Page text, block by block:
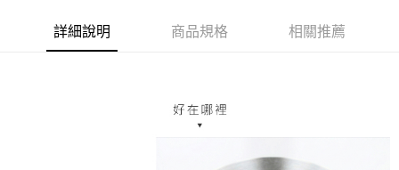
１．於結帳方式選擇「AFTEE先享後付」後，將跳轉至「AFTEE先享後付」
結帳頁面，進行簡訊認證並確認金額後，即可完成結帳。
※ 請注意：結帳手續完成當下不需立刻繳費，但若您需要取消訂單，請聯絡
購買商品的店家。未經商家同意取消之訂單仍視為有效，需透過AFTEE先享
※ 交易是否成功請以「AFTEE先享後付 」之結帳頁面顯示為準，若有關於
7-11取貨付款，消費滿 $1200(含以上)免運費
每筆NT$80，滿NT$1,200(含以上)免運費
詳細說明 商品規格 相關推薦